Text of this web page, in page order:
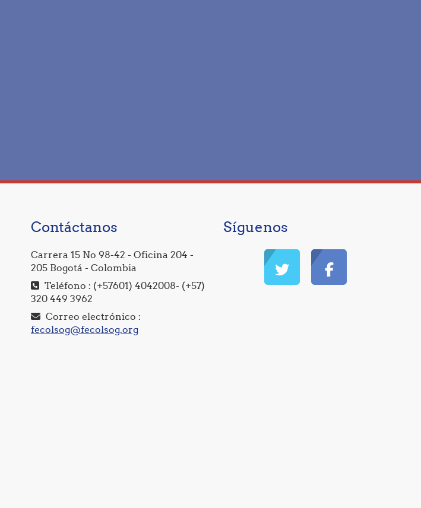
Contáctanos
Carrera 15 No 98-42 - Oficina 204 -
205 Bogotá - Colombia
Teléfono : (+57601) 4042008- (+57)
320 449 3962
Correo electrónico :
fecolsog@fecolsog.org
Síguenos